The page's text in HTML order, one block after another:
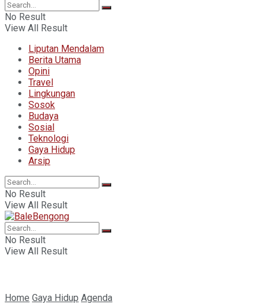
No Result
View All Result
Liputan Mendalam
Berita Utama
Opini
Travel
Lingkungan
Sosok
Budaya
Sosial
Teknologi
Gaya Hidup
Arsip
No Result
View All Result
No Result
View All Result
Home Gaya Hidup Agenda